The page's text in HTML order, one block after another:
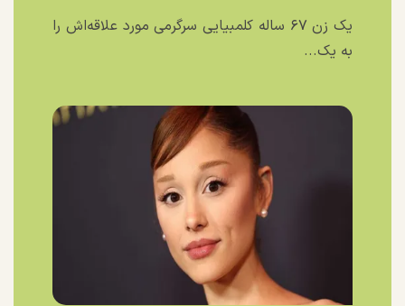
یک زن ۶۷ ساله کلمبیایی سرگرمی مورد علاقه‌اش را
به یک...